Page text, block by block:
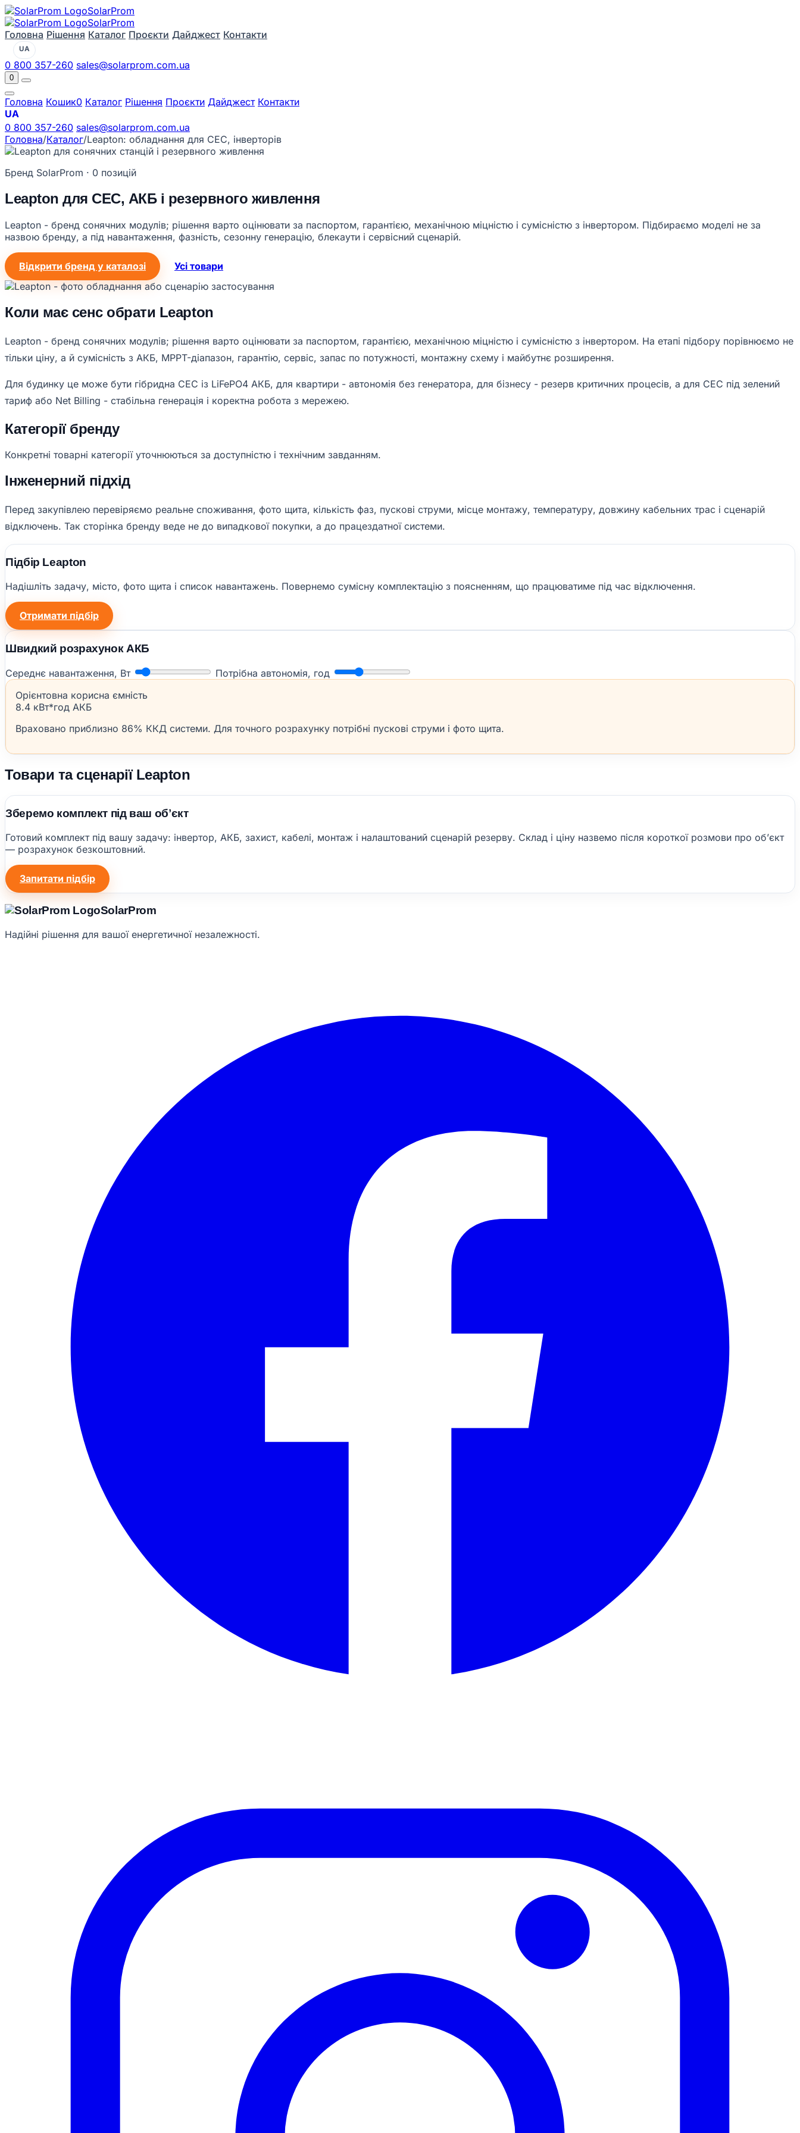
SolarProm
SolarProm
Головна Рішення Каталог Проєкти Дайджест Контакти
UA
0 800 357-260 sales@solarprom.com.ua
0
Головна Кошик0 Каталог Рішення Проєкти Дайджест Контакти
UA
0 800 357-260 sales@solarprom.com.ua
Головна/Каталог/Leapton: обладнання для СЕС, інверторів
Бренд SolarProm · 0 позицій
Leapton для СЕС, АКБ і резервного живлення
Leapton - бренд сонячних модулів; рішення варто оцінювати за паспортом, гарантією, механічною міцністю і сумісністю з інвертором. Підбираємо моделі не за
назвою бренду, а під навантаження, фазність, сезонну генерацію, блекаути і сервісний сценарій.
Відкрити бренд у каталозі Усі товари
Коли має сенс обрати Leapton
Leapton - бренд сонячних модулів; рішення варто оцінювати за паспортом, гарантією, механічною міцністю і сумісністю з інвертором. На етапі підбору порівнюємо не
тільки ціну, а й сумісність з АКБ, MPPT-діапазон, гарантію, сервіс, запас по потужності, монтажну схему і майбутнє розширення.
Для будинку це може бути гібридна СЕС із LiFePO4 АКБ, для квартири - автономія без генератора, для бізнесу - резерв критичних процесів, а для СЕС під зелений
тариф або Net Billing - стабільна генерація і коректна робота з мережею.
Категорії бренду
Конкретні товарні категорії уточнюються за доступністю і технічним завданням.
Інженерний підхід
Перед закупівлею перевіряємо реальне споживання, фото щита, кількість фаз, пускові струми, місце монтажу, температуру, довжину кабельних трас і сценарій
відключень. Так сторінка бренду веде не до випадкової покупки, а до працездатної системи.
Підбір Leapton
Надішліть задачу, місто, фото щита і список навантажень. Повернемо сумісну комплектацію з поясненням, що працюватиме під час відключення.
Отримати підбір
Швидкий розрахунок АКБ
Середнє навантаження, Вт
Потрібна автономія, год
Орієнтовна корисна ємність
8.4 кВт*год АКБ
Враховано приблизно 86% ККД системи. Для точного розрахунку потрібні пускові струми і фото щита.
Товари та сценарії Leapton
Зберемо комплект під ваш обʼєкт
Готовий комплект під вашу задачу: інвертор, АКБ, захист, кабелі, монтаж і налаштований сценарій резерву. Склад і ціну назвемо після короткої розмови про обʼєкт
— розрахунок безкоштовний.
Запитати підбір
SolarProm
Надійні рішення для вашої енергетичної незалежності.